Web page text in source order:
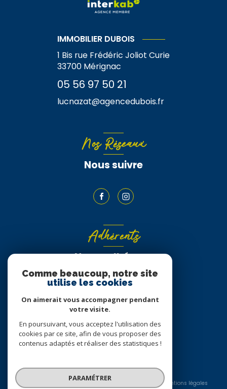
IMMOBILIER DUBOIS
1 Bis rue Frédéric Joliot Curie
33700 Mérignac
05 56 97 50 21
lucnazat@agencedubois.fr
Nos Réseaux
Nous suivre
Adhérents
Nous adhérons
© 2026 | Tous droits réservés
Mentions légales
Comme beaucoup, notre site
utilise les cookies
On aimerait vous accompagner pendant
votre visite.
En poursuivant, vous acceptez l'utilisation des
cookies par ce site, afin de vous proposer des
contenus adaptés et réaliser des statistiques !
PARAMÉTRER